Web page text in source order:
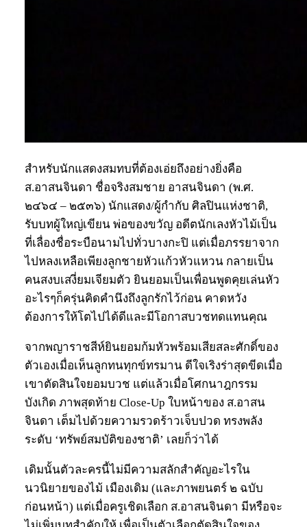
สำหรับนักแสดงสมทบที่ต้องเอ่ยถึงอย่างยิ่งคือ
ส.อาสนจินดา ชื่อจริงสมชาย อาสนจินดา (พ.ศ.
๒๔๖๔ – ๒๕๓๖) นักแสดง/ผู้กำกับ ศิลปินแห่งชาติ,
รับบทผู้ใหญ่เขียน พ่อของขวัญ อดีตนักเลงหัวไม้เป็น
ที่เลื่องชื่อระบือนามไปทั่วบางกะปิ แต่เมื่อภรรยาจาก
ไปหลงเหลือเพียงลูกชายหัวแก้วหัวแหวน กลายเป็น
คนสงบเสงี่ยมเจียมตัว ยินยอมเป็นเพื่อนพูดคุยเล่นหัว
อะไรๆก็ครุ่นคิดคำนึงถึงลูกรักไว้ก่อน คาดหวัง
ต้องการให้โตไปได้ดีและมีโอกาสบวชทดแทนคุณ
จากพญาราชสีห์ยินยอมก้มหัวพร้อมเสียสละศักดิ์ของ
ตัวเองเมื่อเห็นลูกทนทุกข์ทรมาน ดีใจเริงร่าสุดขีดเมื่อ
เขาตัดสินใจยอมบวช แต่แล้วเมื่อโศกนาฎกรรม
บังเกิด ภาพสุดท้าย Close-Up ใบหน้าของ ส.อาสน
จินดา เต็มไปด้วยความรวดร้าวเจ็บปวด ทรงพลัง
ระดับ ‘ทรัพย์สมบัติของชาติ’ เลยก็ว่าได้
เดิมนั้นตัวละครนี้ไม่มีความสลักสำคัญอะไรใน
นวนิยายของไม้ เมืองเดิม (และภาพยนตร์ ๒ ฉบับ
ก่อนหน้า) แต่เมื่อครูเชิดเลือก ส.อาสนจินดา มีหรือจะ